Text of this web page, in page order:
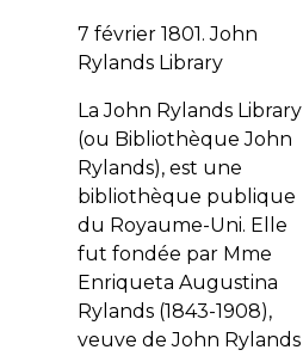
7 février 1801. John
Rylands Library
La John Rylands Library
(ou Bibliothèque John
Rylands), est une
bibliothèque publique
du Royaume-Uni. Elle
fut fondée par Mme
Enriqueta Augustina
Rylands (1843-1908),
veuve de John Rylands